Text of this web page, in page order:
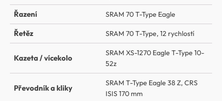
Řazení SRAM 70 T-Type Eagle
Řetěz SRAM 70 T-Type, 12 rychlostí
Kazeta / vícekolo
SRAM XS-1270 Eagle T-Type 10-
52z
Převodník a kliky
SRAM T-Type Eagle 38 Z, CRS
ISIS 170 mm